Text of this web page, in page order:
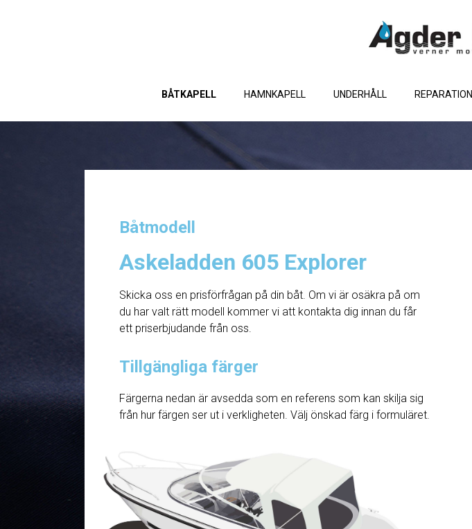
BÅTKAPELL HAMNKAPELL UNDERHÅLL REPARATION
Båtmodell
Askeladden 605 Explorer
Skicka oss en prisförfrågan på din båt. Om vi ​​är osäkra på om
du har valt rätt modell kommer vi att kontakta dig innan du får
ett priserbjudande från oss.
Tillgängliga färger
Färgerna nedan är avsedda som en referens som kan skilja sig
från hur färgen ser ut i verkligheten. Välj önskad färg i formuläret.